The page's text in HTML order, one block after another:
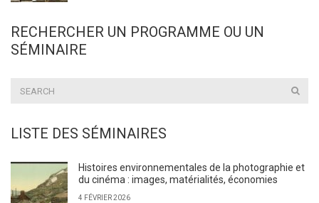
RECHERCHER UN PROGRAMME OU UN
SÉMINAIRE
LISTE DES SÉMINAIRES
Histoires environnementales de la photographie et
du cinéma : images, matérialités, économies
4 FÉVRIER 2026